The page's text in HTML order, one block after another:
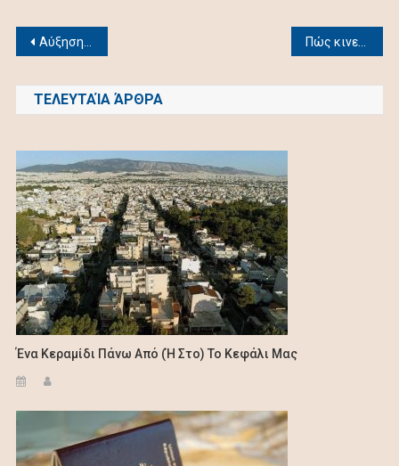
Post
navigation
Αύξηση αιτήσεων για «χρυσή βίζα» κατά 52% σε ένα χρόνο
ΤΕΛΕΥΤΑΊΑ ΆΡΘΡΑ
Ένα Κεραμίδι Πάνω Από (ή Στο) Το Κεφάλι Μας